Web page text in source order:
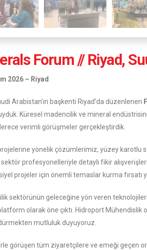
Forum // Riyad,
2026 – Riyad
Arabistan’ın başkenti Riyad’da düzenlenen
Küresel madencilik ve mineral
verimli görüşmeler gerçekleştirdik.
yönelik çözümlerimiz, yüzey karotlu
sektör profesyonelleriyle detaylı fikir
projeler için önemli temaslar kurma fırsatı
sektörünün geleceğine yön veren
olarak öne çıktı. Hidroport
mutluluk duyuyoruz.
görüşen tüm ziyaretçilere ve emeği geçen